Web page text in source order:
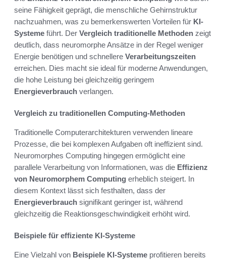
seine Fähigkeit geprägt, die menschliche Gehirnstruktur
nachzuahmen, was zu bemerkenswerten Vorteilen für KI-
Systeme führt. Der Vergleich traditionelle Methoden zeigt
deutlich, dass neuromorphe Ansätze in der Regel weniger
Energie benötigen und schnellere Verarbeitungszeiten
erreichen. Dies macht sie ideal für moderne Anwendungen,
die hohe Leistung bei gleichzeitig geringem
Energieverbrauch verlangen.
Vergleich zu traditionellen Computing-Methoden
Traditionelle Computerarchitekturen verwenden lineare
Prozesse, die bei komplexen Aufgaben oft ineffizient sind.
Neuromorphes Computing hingegen ermöglicht eine
parallele Verarbeitung von Informationen, was die Effizienz
von Neuromorphem Computing erheblich steigert. In
diesem Kontext lässt sich festhalten, dass der
Energieverbrauch signifikant geringer ist, während
gleichzeitig die Reaktionsgeschwindigkeit erhöht wird.
Beispiele für effiziente KI-Systeme
Eine Vielzahl von Beispiele KI-Systeme profitieren bereits